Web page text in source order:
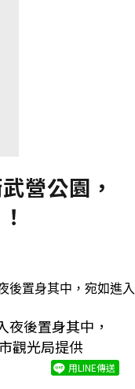
營公園，
夜後置身其中，
觀光局提供
用LINE傳送